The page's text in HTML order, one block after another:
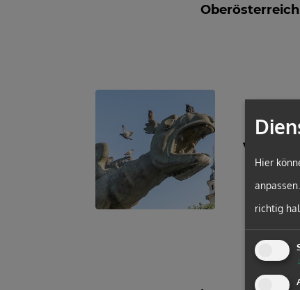
Oberösterreich
Hier
richtig
↓